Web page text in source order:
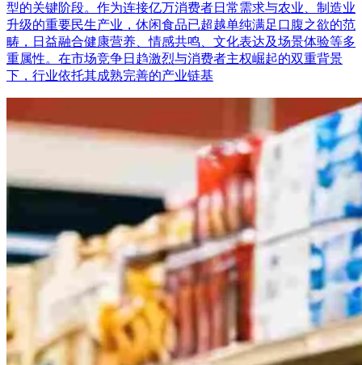
型的关键阶段。作为连接亿万消费者日常需求与农业、制造业
升级的重要民生产业，休闲食品已超越单纯满足口腹之欲的范
畴，日益融合健康营养、情感共鸣、文化表达及场景体验等多
重属性。在市场竞争日趋激烈与消费者主权崛起的双重背景
下，行业依托其成熟完善的产业链基